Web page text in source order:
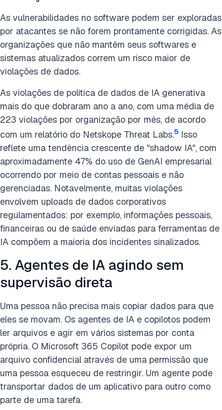
As vulnerabilidades no software podem ser exploradas
por atacantes se não forem prontamente corrigidas. As
organizações que não mantêm seus softwares e
sistemas atualizados correm um risco maior de
violações de dados.
As violações de política de dados de IA generativa
mais do que dobraram ano a ano, com uma média de
223 violações por organização por mês, de acordo
com um relatório do Netskope Threat Labs.5 Isso
reflete uma tendência crescente de "shadow IA", com
aproximadamente 47% do uso de GenAI empresarial
ocorrendo por meio de contas pessoais e não
gerenciadas. Notavelmente, muitas violações
envolvem uploads de dados corporativos
regulamentados: por exemplo, informações pessoais,
financeiras ou de saúde enviadas para ferramentas de
IA compõem a maioria dos incidentes sinalizados.
5. Agentes de IA agindo sem
supervisão direta
Uma pessoa não precisa mais copiar dados para que
eles se movam. Os agentes de IA e copilotos podem
ler arquivos e agir em vários sistemas por conta
própria. O Microsoft 365 Copilot pode expor um
arquivo confidencial através de uma permissão que
uma pessoa esqueceu de restringir. Um agente pode
transportar dados de um aplicativo para outro como
parte de uma tarefa.